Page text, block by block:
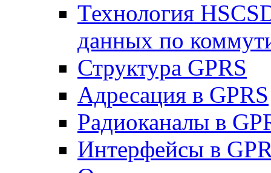
Технология
данных по
Структура GPRS
Адресация в GPRS
Радиоканалы в
Интерфейсы в